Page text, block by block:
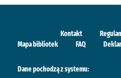
Kontakt
Mapa bibliotek
FAQ
Dane pochodzą z systemu: